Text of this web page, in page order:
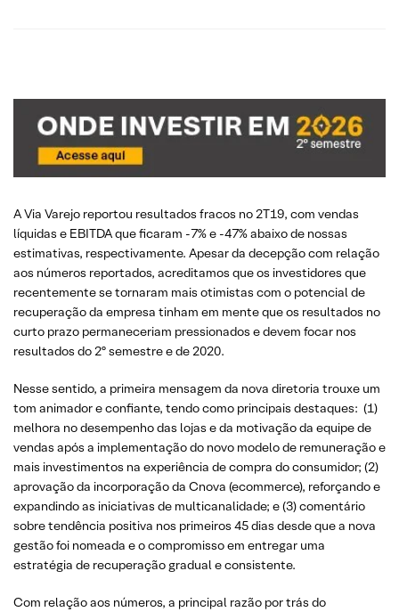
A Via Varejo reportou resultados fracos no 2T19, com vendas
líquidas e EBITDA que ficaram -7% e -47% abaixo de nossas
estimativas, respectivamente. Apesar da decepção com relação
aos números reportados, acreditamos que os investidores que
recentemente se tornaram mais otimistas com o potencial de
recuperação da empresa tinham em mente que os resultados no
curto prazo permaneceriam pressionados e devem focar nos
resultados do 2º semestre e de 2020.
Nesse sentido, a primeira mensagem da nova diretoria trouxe um
tom animador e confiante, tendo como principais destaques: (1)
melhora no desempenho das lojas e da motivação da equipe de
vendas após a implementação do novo modelo de remuneração e
mais investimentos na experiência de compra do consumidor; (2)
aprovação da incorporação da Cnova (ecommerce), reforçando e
expandindo as iniciativas de multicanalidade; e (3) comentário
sobre tendência positiva nos primeiros 45 dias desde que a nova
gestão foi nomeada e o compromisso em entregar uma
estratégia de recuperação gradual e consistente.
Com relação aos números, a principal razão por trás do